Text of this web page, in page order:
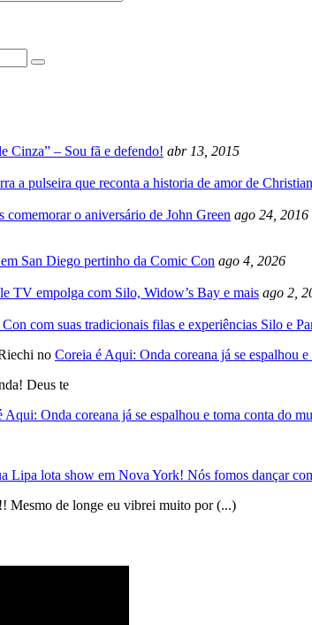
Cinza” – Sou fã e defendo! abr 13, 2015
a pulseira que reconta a historia de amor de
comemorar o aniversário de John Green ago 24, 2016
San Diego pertinho da Comic Con ago 4, 2026
TV empolga com Silo, Widow’s Bay e mais ago 2,
com suas tradicionais filas e experiências Silo e
no Coreia é Aqui: Onda coreana já se espalhou
Deus te
Aqui: Onda coreana já se espalhou e toma conta do
Lipa lota show em Nova York! Nós fomos dançar
Mesmo de longe eu vibrei muito por (...)